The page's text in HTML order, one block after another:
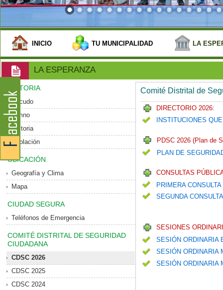
INICIO TU MUNICIPALIDAD LA
LA ESPERANZA
HISTORIA
Escudo
Himno
Historia
Población
UBICACIÓN
Geografía y Clima
Mapa
CIUDAD SEGURA
Teléfonos de Emergencia
COMITÉ DISTRITAL DE SEGURIDAD
CIUDADANA
CDSC 2026
CDSC 2025
CDSC 2024
Comité Distrital de
DIRECTORIO 2026:
INSTITUCIONES
PDSC 2026 (Plan de
PLAN DE
CONSULTAS
PRIMERA
SEGUNDA
SESIONES
SESIÓN ORDINARIA
SESIÓN ORDINARIA
SESIÓN ORDINARIA